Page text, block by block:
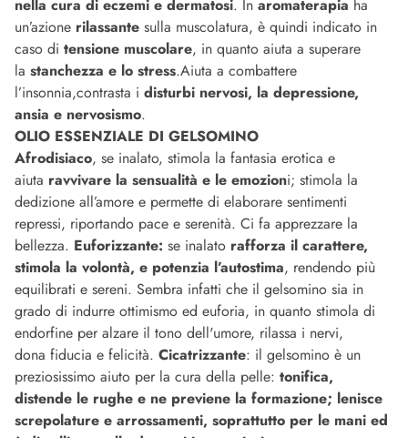
nella cura di eczemi e dermatosi. In aromaterapia ha
un’azione rilassante sulla muscolatura, è quindi indicato in
caso di tensione muscolare, in quanto aiuta a superare
la stanchezza e lo stress.Aiuta a combattere
l’insonnia,contrasta i disturbi nervosi, la depressione,
ansia e nervosismo.
OLIO ESSENZIALE DI GELSOMINO
Afrodisiaco, se inalato, stimola la fantasia erotica e
aiuta ravvivare la sensualità e le emozioni; stimola la
dedizione all’amore e permette di elaborare sentimenti
repressi, riportando pace e serenità. Ci fa apprezzare la
bellezza. Euforizzante: se inalato rafforza il carattere,
stimola la volontà, e potenzia l’autostima, rendendo più
equilibrati e sereni. Sembra infatti che il gelsomino sia in
grado di indurre ottimismo ed euforia, in quanto stimola di
endorfine per alzare il tono dell'umore, rilassa i nervi,
dona fiducia e felicità. Cicatrizzante: il gelsomino è un
preziosissimo aiuto per la cura della pelle: tonifica,
distende le rughe e ne previene la formazione; lenisce
screpolature e arrossamenti, soprattutto per le mani ed